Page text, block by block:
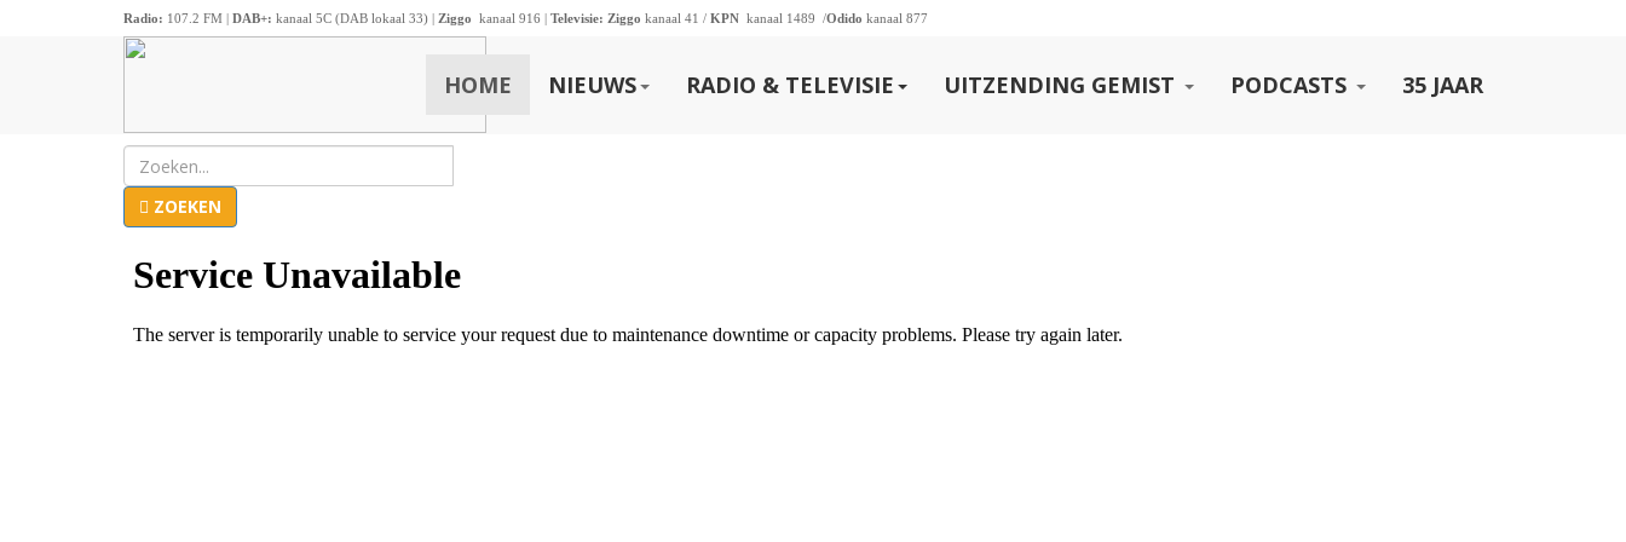
Radio: 107.2 FM | DAB+: kanaal 5C (DAB lokaal 33) | Ziggo kanaal 916 | Televisie: Ziggo kanaal 41 / KPN kanaal 1489 /Odido kanaal 877
HOME NIEUWS RADIO & TELEVISIE UITZENDING GEMIST PODCASTS 35 JAAR
ZOEKEN